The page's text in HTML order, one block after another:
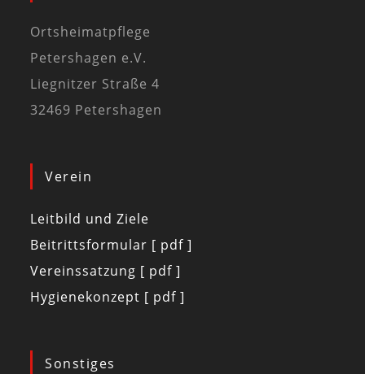
Ortsheimatpflege
Petershagen e.V.
Liegnitzer Straße 4
32469 Petershagen
Verein
Leitbild und Ziele
Beitrittsformular [ pdf ]
Vereinssatzung [ pdf ]
Hygienekonzept [ pdf ]
Sonstiges